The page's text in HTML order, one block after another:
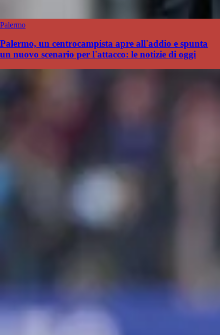
Palermo
Palermo, un centrocampista apre all'addio e spunta
un nuovo scenario per l'attacco: le notizie di oggi